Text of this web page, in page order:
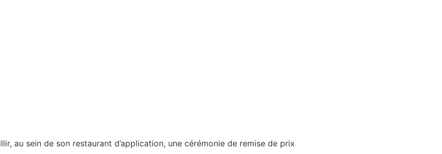
au sein de son restaurant d’application, une cérémonie de remise de prix